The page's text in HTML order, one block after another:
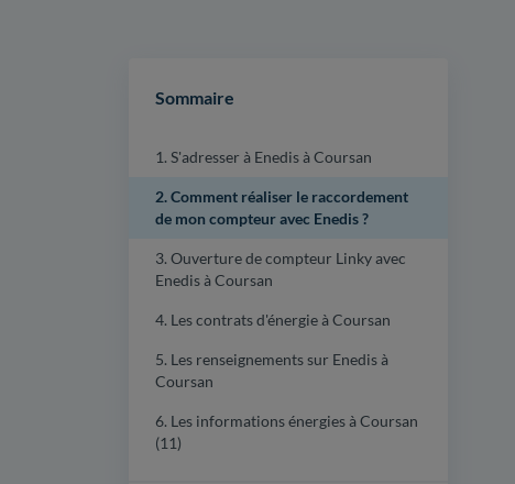
Sommaire
1. S'adresser à Enedis à Coursan
2. Comment réaliser le raccordement
de mon compteur avec Enedis ?
3. Ouverture de compteur Linky avec
Enedis à Coursan
4. Les contrats d'énergie à Coursan
5. Les renseignements sur Enedis à
Coursan
6. Les informations énergies à Coursan
(11)